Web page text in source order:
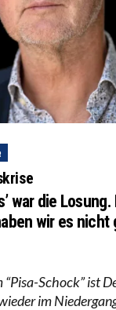
war die Losung.
wir es nicht
“Pisa-Schock” ist
im